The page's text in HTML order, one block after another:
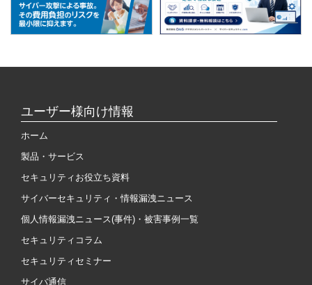
ユーザー様向け情報
ホーム
製品・サービス
セキュリティお役立ち資料
サイバーセキュリティ・情報漏洩ニュース
個人情報漏洩ニュース(事件)・被害事例一覧
セキュリティコラム
セキュリティセミナー
サイバ通信